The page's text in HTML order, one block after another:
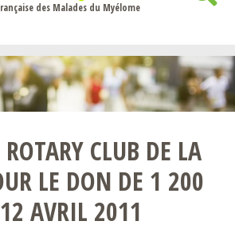
des Malades du Myélome
CLUB DE LA
LE DON DE 1 200
AVRIL 2011